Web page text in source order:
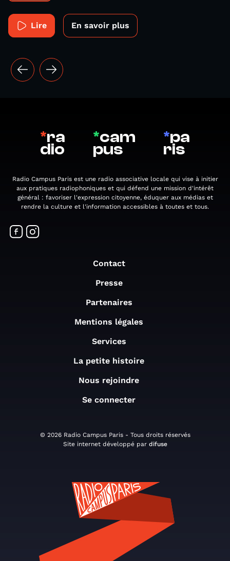
Lire En savoir plus
*ra
dio
*cam
pus
*pa
ris
Radio Campus Paris est une radio associative locale qui vise à initier
aux pratiques radiophoniques et qui défend une mission d'intérêt
général : favoriser l'expression citoyenne, éduquer aux médias et
rendre la culture et l'information accessibles à toutes et tous.
Contact
Presse
Partenaires
Mentions légales
Services
La petite histoire
Nous rejoindre
Se connecter
© 2026 Radio Campus Paris - Tous droits réservés
Site internet développé par difuse